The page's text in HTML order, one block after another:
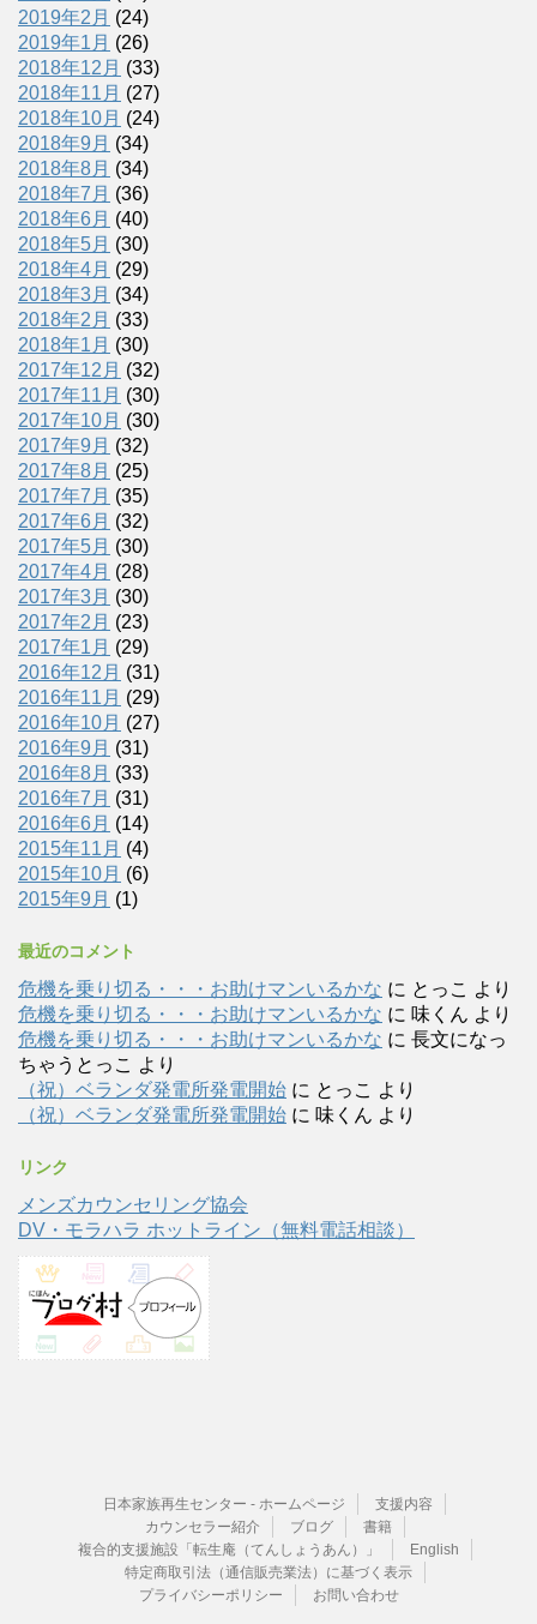
2019年2月 (24)
2019年1月 (26)
2018年12月 (33)
2018年11月 (27)
2018年10月 (24)
2018年9月 (34)
2018年8月 (34)
2018年7月 (36)
2018年6月 (40)
2018年5月 (30)
2018年4月 (29)
2018年3月 (34)
2018年2月 (33)
2018年1月 (30)
2017年12月 (32)
2017年11月 (30)
2017年10月 (30)
2017年9月 (32)
2017年8月 (25)
2017年7月 (35)
2017年6月 (32)
2017年5月 (30)
2017年4月 (28)
2017年3月 (30)
2017年2月 (23)
2017年1月 (29)
2016年12月 (31)
2016年11月 (29)
2016年10月 (27)
2016年9月 (31)
2016年8月 (33)
2016年7月 (31)
2016年6月 (14)
2015年11月 (4)
2015年10月 (6)
2015年9月 (1)
最近のコメント
危機を乗り切る・・・お助けマンいるかな に とっこ より
危機を乗り切る・・・お助けマンいるかな に 味くん より
危機を乗り切る・・・お助けマンいるかな に 長文になっ
ちゃうとっこ より
（祝）ベランダ発電所発電開始 に とっこ より
（祝）ベランダ発電所発電開始 に 味くん より
リンク
メンズカウンセリング協会
DV・モラハラ ホットライン（無料電話相談）
日本家族再生センター - ホームページ
支援内容
カウンセラー紹介
ブログ
書籍
複合的支援施設「転生庵（てんしょうあん）」
English
特定商取引法（通信販売業法）に基づく表示
プライバシーポリシー
お問い合わせ